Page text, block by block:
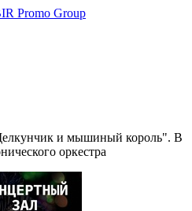
и мышиный король". В
оркестра